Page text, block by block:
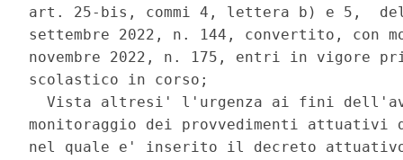
art. 25-bis, commi 4, lettera b) e 5,
settembre 2022, n. 144, convertito, con
novembre 2022, n. 175, entri in vigore
scolastico in corso;
Vista altresi' l'urgenza ai fini
monitoraggio dei provvedimenti attuativi
nel quale e' inserito il decreto